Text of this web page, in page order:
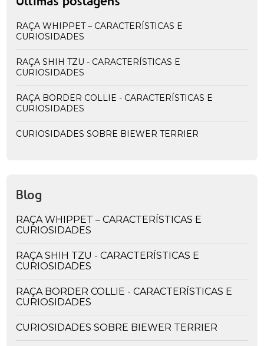
RAÇA WHIPPET – CARACTERÍSTICAS E
CURIOSIDADES
RAÇA SHIH TZU - CARACTERÍSTICAS E
CURIOSIDADES
RAÇA BORDER COLLIE - CARACTERÍSTICAS E
CURIOSIDADES
CURIOSIDADES SOBRE BIEWER TERRIER
Blog
RAÇA WHIPPET – CARACTERÍSTICAS E
CURIOSIDADES
RAÇA SHIH TZU - CARACTERÍSTICAS E
CURIOSIDADES
RAÇA BORDER COLLIE - CARACTERÍSTICAS E
CURIOSIDADES
CURIOSIDADES SOBRE BIEWER TERRIER